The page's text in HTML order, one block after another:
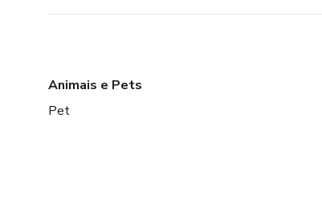
Animais e Pets
Pet